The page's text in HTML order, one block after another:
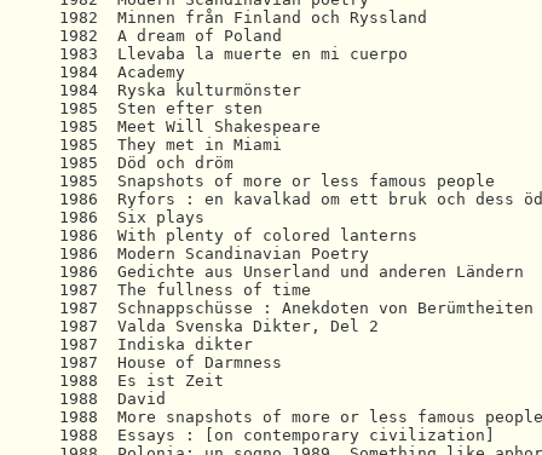
1982  Minnen från Finland och Ryssland
1982  A dream of Poland
1983  Llevaba la muerte en mi cuerpo
1984  Academy
1984  Ryska kulturmönster
1985  Sten efter sten
1985  Meet Will Shakespeare
1985  They met in Miami
1985  Död och dröm
1985  Snapshots of more or less famous people
1986  Ryfors : en kavalkad om ett bruk och dess
1986  Six plays
1986  With plenty of colored lanterns
1986  Modern Scandinavian Poetry
1986  Gedichte aus Unserland und anderen Ländern
1987  The fullness of time
1987  Schnappschüsse : Anekdoten von Berümtheiten
1987  Valda Svenska Dikter, Del 2
1987  Indiska dikter
1987  House of Darmness
1988  Es ist Zeit
1988  David
1988  More snapshots of more or less famous
1988  Essays : [on contemporary civilization]